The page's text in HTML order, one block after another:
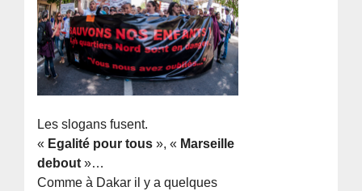
Les slogans fusent.
« Egalité pour tous », « Marseille
debout »…
Comme à Dakar il y a quelques